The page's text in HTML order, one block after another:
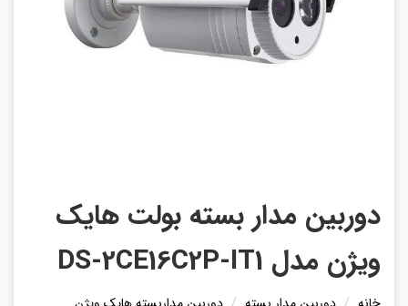
دوربین مدار بسته بولت هایک
ویژن مدل DS-2CE16C2P-IT1